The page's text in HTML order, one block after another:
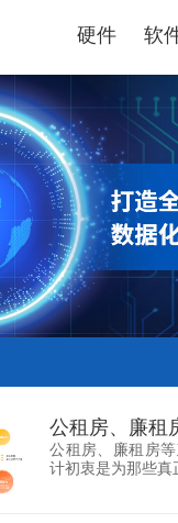
硬件 软
公租房、廉租房
计初衷是为那些真